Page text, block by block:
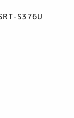
S376U